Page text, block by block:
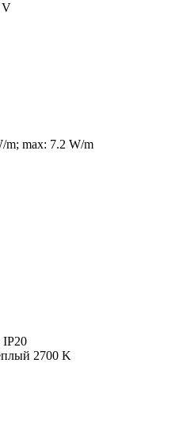
V
m; max: 7.2 W/m
IP20
2700 K